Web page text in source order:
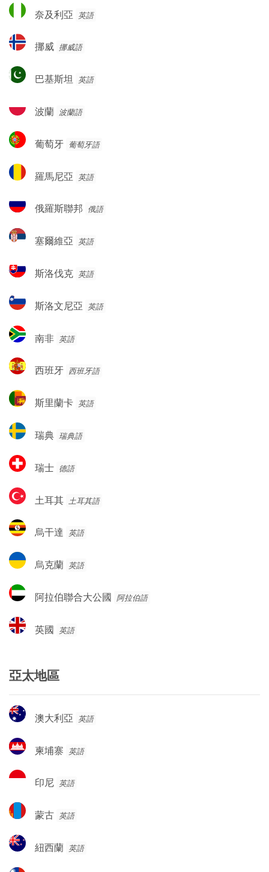
奈
及
亞
奈及利亞 英語
挪
威
挪威 挪威語
巴
基
坦
巴基斯坦 英語
波
蘭
波蘭 波蘭語
葡
萄
葡萄牙 葡萄牙語
羅
馬
亞
羅馬尼亞 英語
俄
羅
聯
俄羅斯聯邦 俄語
塞
爾
亞
塞爾維亞 英語
斯
洛
克
斯洛伐克 英語
斯
洛
尼
斯洛文尼亞 英語
南
非
南非 英語
西
班
西班牙 西班牙語
斯
里
卡
斯里蘭卡 英語
瑞
典
瑞典 瑞典語
瑞
士
瑞士 德語
土
耳
土耳其 土耳其語
烏
干
烏干達 英語
烏
克
烏克蘭 英語
阿
拉
聯
公
阿拉伯聯合大公國 阿拉伯語
英
國
英國 英語
亞太地區
澳
大
亞
澳大利亞 英語
柬
埔
柬埔寨 英語
印
尼
印尼 英語
蒙
古
蒙古 英語
紐
西
紐西蘭 英語